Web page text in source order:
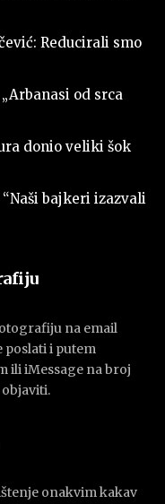
Reducirali smo
od srca
donio veliki šok
“Naši bajkeri izazvali
na email
poslati i putem
ili iMessage na broj
objaviti.
onakvim kakav